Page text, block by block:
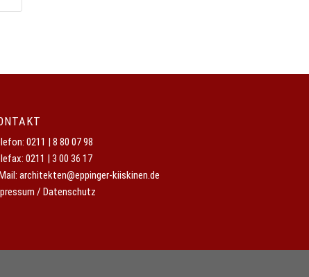
0211 | 8 80 07 98
0211 | 3 00 36 17
architekten@eppinger-kiiskinen.de
/ Datenschutz